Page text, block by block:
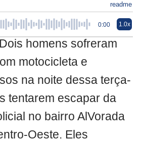
readme
0:00 1.0x
homens sofreram
motocicleta e
na noite dessa terça-
tentarem escapar da
no bairro AlVorada
Oeste. Eles